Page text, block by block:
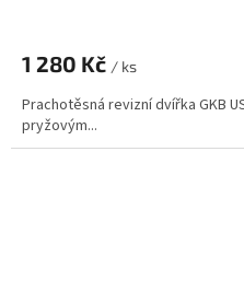
1 280 Kč / ks
Prachotěsná revizní dvířka GKB
pryžovým...